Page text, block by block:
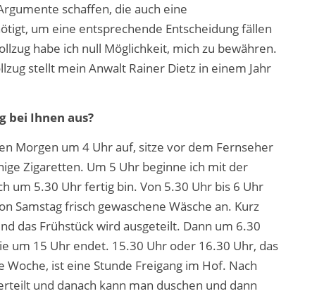
schaffen, die auch eine
um eine entsprechende Entscheidung fällen
habe ich null Möglichkeit, mich zu bewähren.
stellt mein Anwalt Rainer Dietz in einem Jahr
bei Ihnen aus?
Morgen um 4 Uhr auf, sitze vor dem Fernseher
Zigaretten. Um 5 Uhr beginne ich mit der
um 5.30 Uhr fertig bin. Von 5.30 Uhr bis 6 Uhr
Samstag frisch gewaschene Wäsche an. Kurz
das Frühstück wird ausgeteilt. Dann um 6.30
um 15 Uhr endet. 15.30 Uhr oder 16.30 Uhr, das
ist eine Stunde Freigang im Hof. Nach
und danach kann man duschen und dann